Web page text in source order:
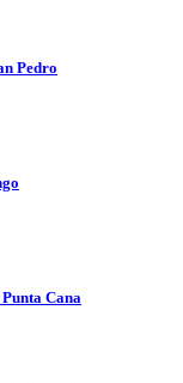
Pedro
Cana